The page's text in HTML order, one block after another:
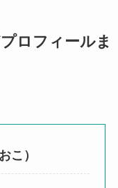
ロフィールま
こ）